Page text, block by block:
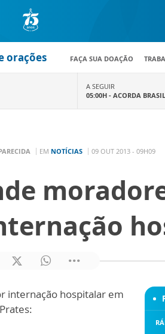
orações FAÇA SUA DOAÇÃO
A SEGUIR
05:00H - ACORDA BRASIL
EM NOTÍCIAS 09 OUT 2013 - 09H09
internação hospitalar em